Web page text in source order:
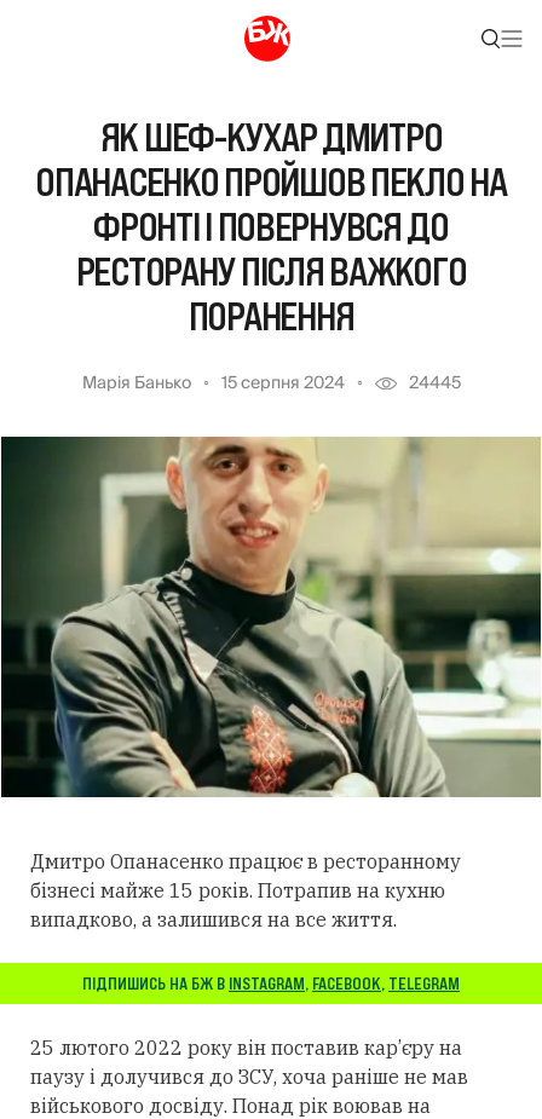
ЯК ШЕФ-КУХАР ДМИТРО
ОПАНАСЕНКО ПРОЙШОВ ПЕКЛО НА
ФРОНТІ І ПОВЕРНУВСЯ ДО
РЕСТОРАНУ ПІСЛЯ ВАЖКОГО
ПОРАНЕННЯ
Марія Банько 15 серпня 2024 24445
Дмитро Опанасенко працює в ресторанному
бізнесі майже 15 років. Потрапив на кухню
випадково, а залишився на все життя.
ПІДПИШИСЬ НА БЖ В INSTAGRAM, FACEBOOK, TELEGRAM
25 лютого 2022 року він поставив кар’єру на
паузу і долучився до ЗСУ, хоча раніше не мав
військового досвіду. Понад рік воював на